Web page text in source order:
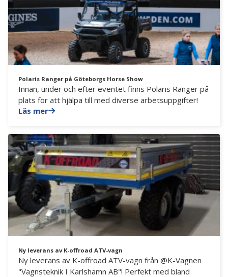
Polaris Ranger på Göteborgs Horse Show
Innan, under och efter eventet finns Polaris Ranger på
plats för att hjälpa till med diverse arbetsuppgifter!
Läs mer
Ny leverans av K-offroad ATV-vagn
Ny leverans av K-offroad ATV-vagn från @K-Vagnen
"Vagnsteknik I Karlshamn AB"! Perfekt med bland